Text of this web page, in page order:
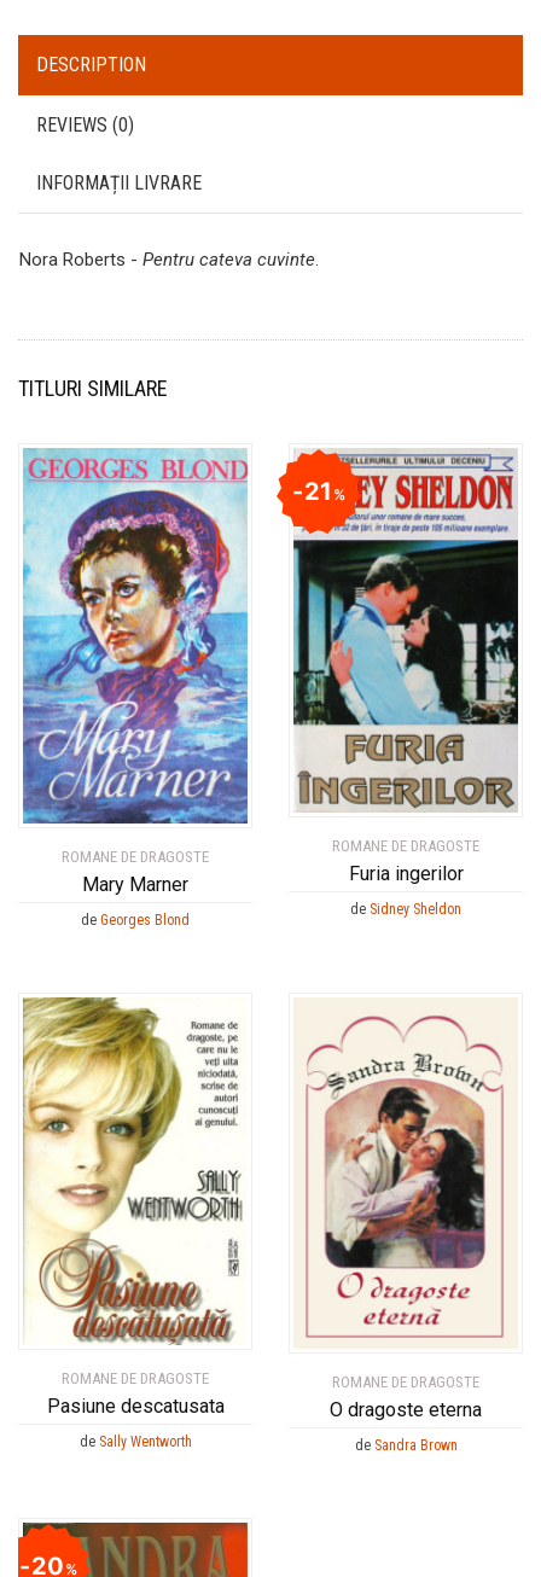
DESCRIPTION
REVIEWS (0)
INFORMAȚII LIVRARE
Nora Roberts - Pentru cateva cuvinte.
TITLURI SIMILARE
ROMANE DE DRAGOSTE
Mary Marner
de Georges Blond
ROMANE DE DRAGOSTE
Furia ingerilor
21%
de Sidney Sheldon
ROMANE DE DRAGOSTE
Pasiune descatusata
de Sally Wentworth
ROMANE DE DRAGOSTE
O dragoste eterna
de Sandra Brown
20%